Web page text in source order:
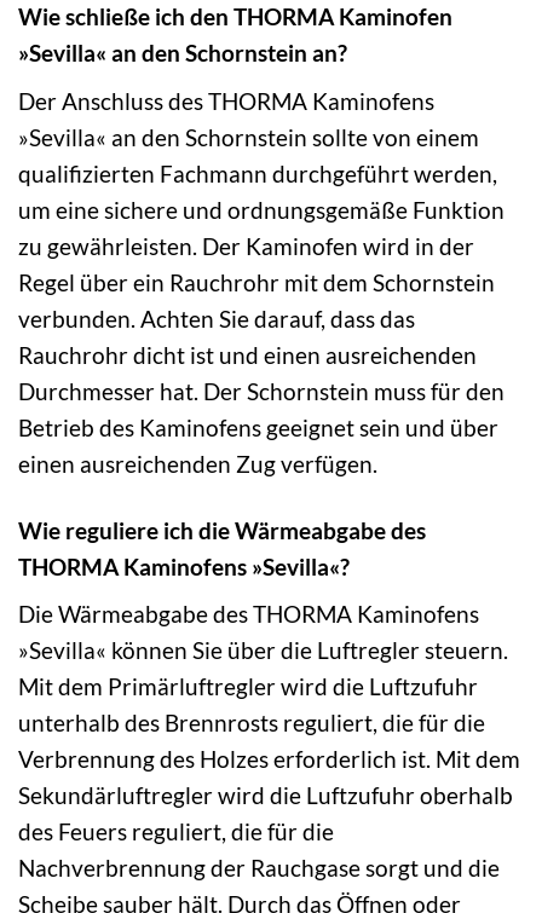
Wie schließe ich den THORMA Kaminofen
»Sevilla« an den Schornstein an?
Der Anschluss des THORMA Kaminofens
»Sevilla« an den Schornstein sollte von einem
qualifizierten Fachmann durchgeführt werden,
um eine sichere und ordnungsgemäße Funktion
zu gewährleisten. Der Kaminofen wird in der
Regel über ein Rauchrohr mit dem Schornstein
verbunden. Achten Sie darauf, dass das
Rauchrohr dicht ist und einen ausreichenden
Durchmesser hat. Der Schornstein muss für den
Betrieb des Kaminofens geeignet sein und über
einen ausreichenden Zug verfügen.
Wie reguliere ich die Wärmeabgabe des
THORMA Kaminofens »Sevilla«?
Die Wärmeabgabe des THORMA Kaminofens
»Sevilla« können Sie über die Luftregler steuern.
Mit dem Primärluftregler wird die Luftzufuhr
unterhalb des Brennrosts reguliert, die für die
Verbrennung des Holzes erforderlich ist. Mit dem
Sekundärluftregler wird die Luftzufuhr oberhalb
des Feuers reguliert, die für die
Nachverbrennung der Rauchgase sorgt und die
Scheibe sauber hält. Durch das Öffnen oder